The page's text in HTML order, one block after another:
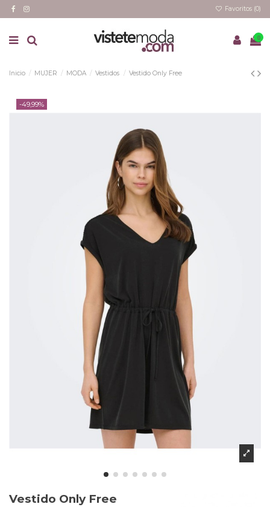
Favoritos (0)
0
Inicio MUJER MODA Vestidos Vestido Only Free
-49,99%
Vestido Only Free